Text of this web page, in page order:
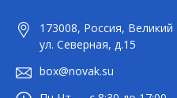
173008, Россия,
ул. Северная, д.15
box@novak.su